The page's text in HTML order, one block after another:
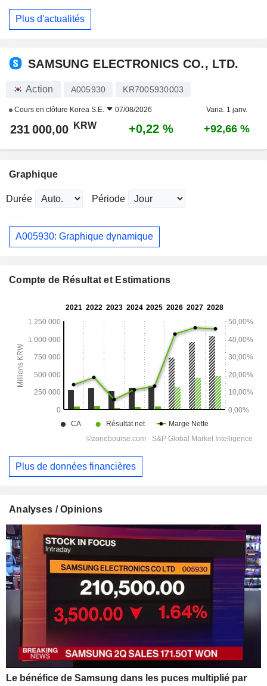
Plus d'actualités
SAMSUNG ELECTRONICS CO., LTD.
Action A005930 KR7005930003
Cours en clôture Korea S.E. 07/08/2026 Varia. 1 janv.
231 000,00 KRW +0,22 % +92,66 %
Graphique
Durée Période
A005930: Graphique dynamique
Compte de Résultat et Estimations
Plus de données financières
Analyses / Opinions
Le bénéfice de Samsung dans les puces multiplié par